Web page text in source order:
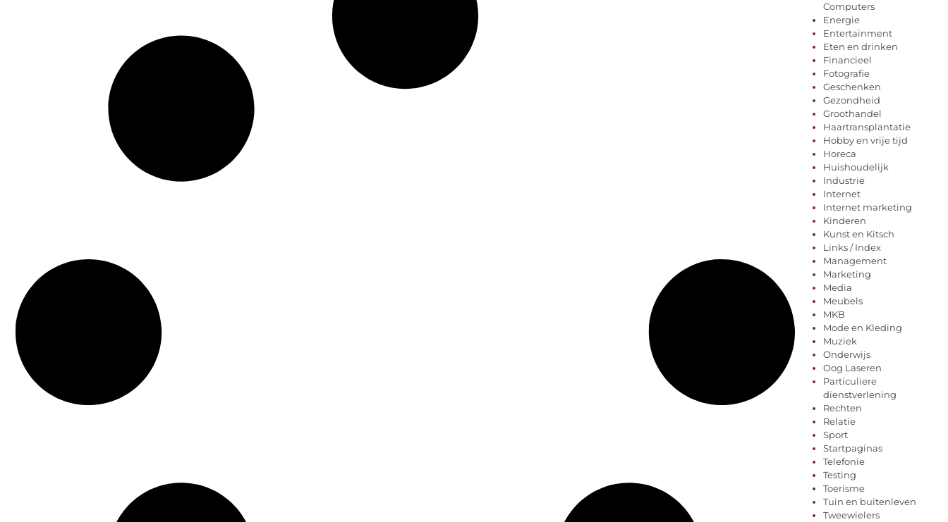
Computers
Energie
Entertainment
Eten en drinken
Financieel
Fotografie
Geschenken
Gezondheid
Groothandel
Haartransplantatie
Hobby en vrije tijd
Horeca
Huishoudelijk
Industrie
Internet
Internet marketing
Kinderen
Kunst en Kitsch
Links / Index
Management
Marketing
Media
Meubels
MKB
Mode en Kleding
Muziek
Onderwijs
Oog Laseren
Particuliere
dienstverlening
Rechten
Relatie
Sport
Startpaginas
Telefonie
Testing
Toerisme
Tuin en buitenleven
Tweewielers